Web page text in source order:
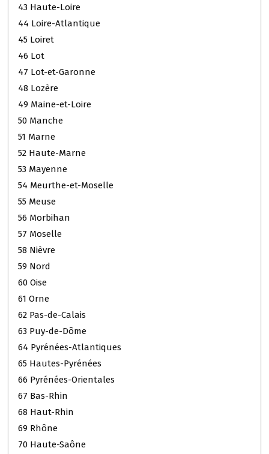
43 Haute-Loire
44 Loire-Atlantique
45 Loiret
46 Lot
47 Lot-et-Garonne
48 Lozère
49 Maine-et-Loire
50 Manche
51 Marne
52 Haute-Marne
53 Mayenne
54 Meurthe-et-Moselle
55 Meuse
56 Morbihan
57 Moselle
58 Nièvre
59 Nord
60 Oise
61 Orne
62 Pas-de-Calais
63 Puy-de-Dôme
64 Pyrénées-Atlantiques
65 Hautes-Pyrénées
66 Pyrénées-Orientales
67 Bas-Rhin
68 Haut-Rhin
69 Rhône
70 Haute-Saône